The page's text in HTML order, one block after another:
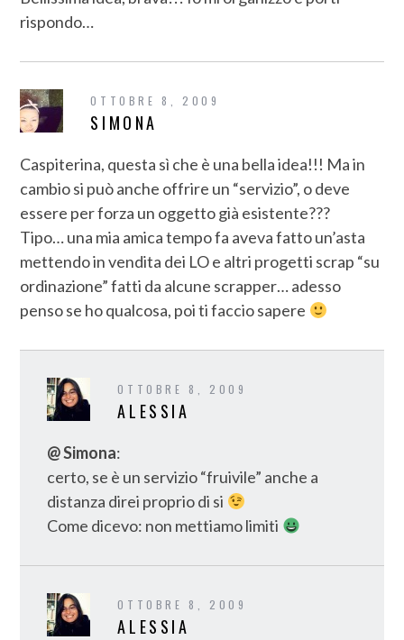
rispondo…
OTTOBRE 8, 2009
SIMONA
Caspiterina, questa sì che è una bella idea!!! Ma in
cambio si può anche offrire un “servizio”, o deve
essere per forza un oggetto già esistente???
Tipo… una mia amica tempo fa aveva fatto un’asta
mettendo in vendita dei LO e altri progetti scrap “su
ordinazione” fatti da alcune scrapper… adesso
penso se ho qualcosa, poi ti faccio sapere
OTTOBRE 8, 2009
ALESSIA
@ Simona:
certo, se è un servizio “fruivile” anche a
distanza direi proprio di si
Come dicevo: non mettiamo limiti
OTTOBRE 8, 2009
ALESSIA